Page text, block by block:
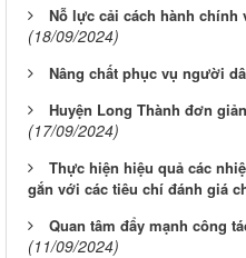
Nỗ lực cải cách hành chính
(18/09/2024)
Nâng chất phục vụ người
Huyện Long Thành đơn
(17/09/2024)
Thực hiện hiệu quả các
gắn với các tiêu chí đánh giá
Quan tâm đẩy mạnh công
(11/09/2024)